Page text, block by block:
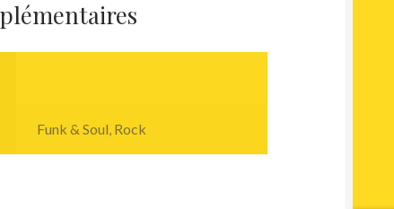
Funk & Soul, Rock